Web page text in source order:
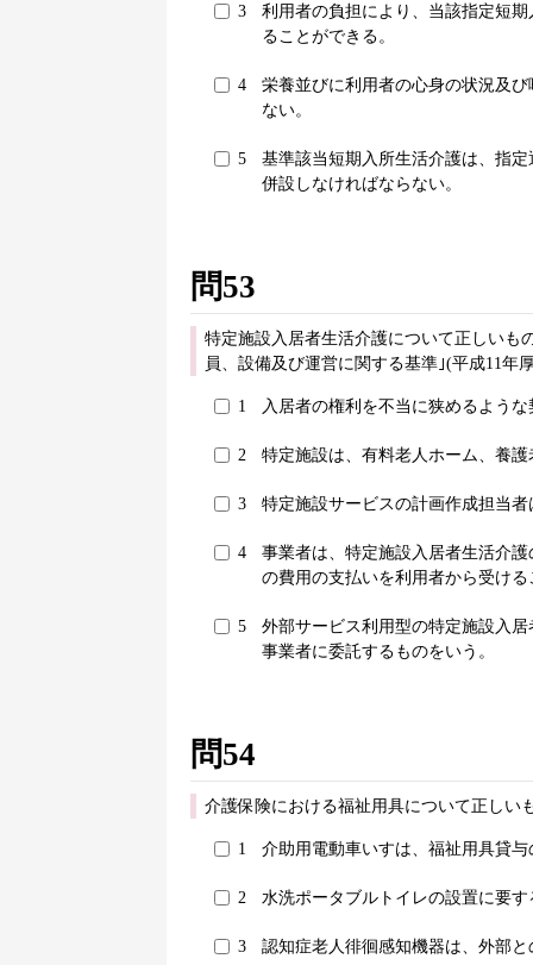
3
利用者の負担により、当該指定短
ることができる。
4
栄養並びに利用者の心身の状況及
ない。
5
基準該当短期入所生活介護は、指
併設しなければならない。
問53
特定施設入居者生活介護について正しいも
員、設備及び運営に関する基準｣(平成11年
1 入居者の権利を不当に狭めるよう
2 特定施設は、有料老人ホーム、養
3 特定施設サービスの計画作成担当
4
事業者は、特定施設入居者生活介
の費用の支払いを利用者から受け
5
外部サービス利用型の特定施設入
事業者に委託するものをいう。
問54
介護保険における福祉用具について正しい
1 介助用電動車いすは、福祉用具貸
2 水洗ポータブルトイレの設置に要
3 認知症老人徘徊感知機器は、外部